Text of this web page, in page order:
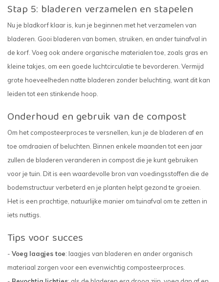
Stap 5: bladeren verzamelen en stapelen
Nu je bladkorf klaar is, kun je beginnen met het verzamelen van
bladeren. Gooi bladeren van bomen, struiken, en ander tuinafval in
de korf. Voeg ook andere organische materialen toe, zoals gras en
kleine takjes, om een goede luchtcirculatie te bevorderen. Vermijd
grote hoeveelheden natte bladeren zonder beluchting, want dit kan
leiden tot een stinkende hoop.
Onderhoud en gebruik van de compost
Om het composteerproces te versnellen, kun je de bladeren af en
toe omdraaien of beluchten. Binnen enkele maanden tot een jaar
zullen de bladeren veranderen in compost die je kunt gebruiken
voor je tuin. Dit is een waardevolle bron van voedingsstoffen die de
bodemstructuur verbeterd en je planten helpt gezond te groeien.
Het is een prachtige, natuurlijke manier om tuinafval om te zetten in
iets nuttigs.
Tips voor succes
- Voeg laagjes toe: laagjes van bladeren en ander organisch
materiaal zorgen voor een evenwichtig composteerproces.